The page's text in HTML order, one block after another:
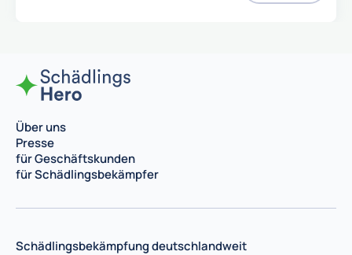
Über uns
Presse
für Geschäftskunden
für Schädlingsbekämpfer
Schädlingsbekämpfung deutschlandweit